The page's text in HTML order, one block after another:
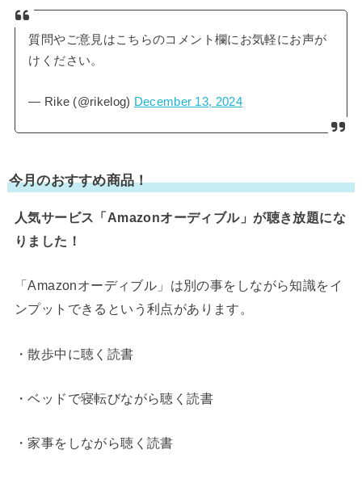
質問やご意見はこちらのコメント欄にお気軽にお声が
けください。
— Rike (@rikelog) December 13, 2024
今月のおすすめ商品！
人気サービス「Amazonオーディブル」が聴き放題にな
りました！
「Amazonオーディブル」は別の事をしながら知識をイ
ンプットできるという利点があります。
・散歩中に聴く読書
・ベッドで寝転びながら聴く読書
・家事をしながら聴く読書